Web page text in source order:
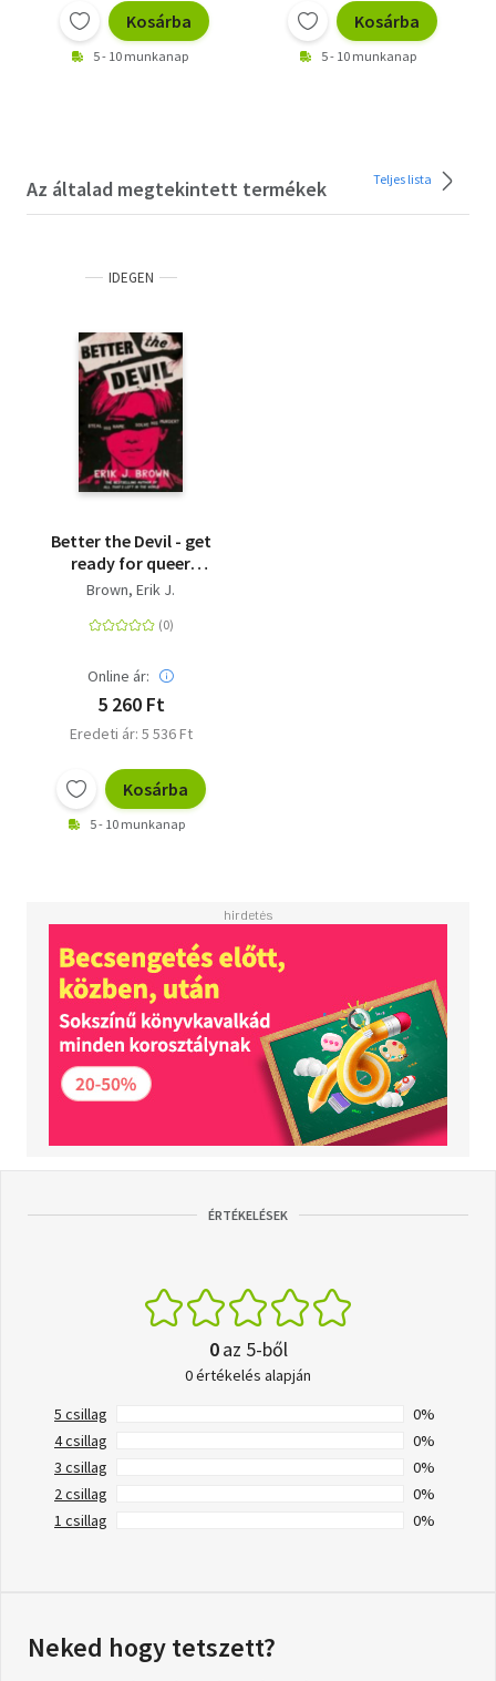
Kosárba
5 - 10 munkanap
Kosárba
5 - 10 munkanap
Az általad megtekintett termékek Teljes lista
IDEGEN
Better the Devil - get
ready for queer
mayhem in the dark
from the bestselling
Left in the World
Brown, Erik J.
Online ár:
5 260 Ft
Eredeti ár: 5 536 Ft
Kosárba
5 - 10 munkanap
ÉRTÉKELÉSEK
0az 5-ből
0 értékelés alapján
5 csillag
0%
4 csillag
0%
3 csillag
0%
2 csillag
0%
1 csillag
0%
Neked hogy tetszett?